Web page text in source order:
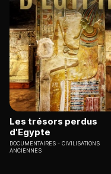
Les trésors perdus
d'Egypte
DOCUMENTAIRES
CIVILISATIONS
ANCIENNES